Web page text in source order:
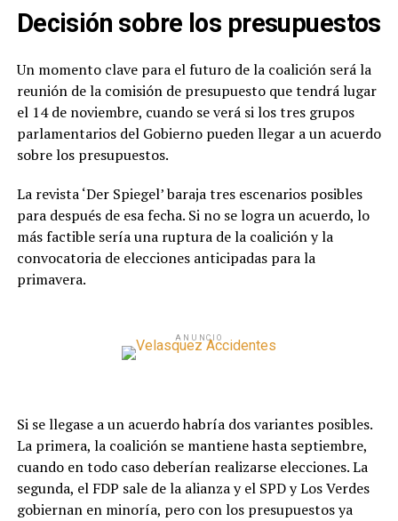
Decisión sobre los presupuestos
Un momento clave para el futuro de la coalición será la
reunión de la comisión de presupuesto que tendrá lugar
el 14 de noviembre, cuando se verá si los tres grupos
parlamentarios del Gobierno pueden llegar a un acuerdo
sobre los presupuestos.
La revista ‘Der Spiegel’ baraja tres escenarios posibles
para después de esa fecha. Si no se logra un acuerdo, lo
más factible sería una ruptura de la coalición y la
convocatoria de elecciones anticipadas para la
primavera.
ANUNCIO
Si se llegase a un acuerdo habría dos variantes posibles.
La primera, la coalición se mantiene hasta septiembre,
cuando en todo caso deberían realizarse elecciones. La
segunda, el FDP sale de la alianza y el SPD y Los Verdes
gobiernan en minoría, pero con los presupuestos ya